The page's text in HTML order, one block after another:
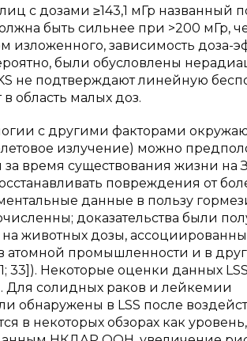
с дозами ≥143,1 мГр названный
быть сильнее при >200 мГр,
изложенного, зависимость доза-
были обусловлены
не подтверждают линейную
область малых доз.
с другими факторами
излучение) можно
время существования жизни на
повреждения от
данные в пользу
доказательства были
животных дозы,
промышленности и в
33]). Некоторые оценки данных
Для солидных раков и лейкемии
обнаружены в LSS после
в некоторых обзорах как